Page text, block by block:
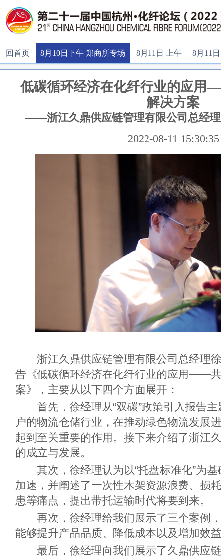
回首页 8月10日下午 郑商所专场 8月11日 上午 8月11
低碳循环经济在化纤行业的应用
解决方案
——浙江久鼎供应链管理有限公司总经
2022-08-11 15:30:35
浙江久鼎供应链管理有限公司总经理徐
告《低碳循环经济在化纤行业的应用——
案》，主要从以下四个方面展开：
首先，徐经理从“双碳”政策引入报告主
户的物流仓储行业，在推动绿色物流发展
起到至关重要的作用。接下来介绍了浙江
的成立与发展。
其次，徐经理认为以“托盘标准化”为基
加速，并阐述了一次性木架资源浪费、损
患等痛点，提出带托运输时代将要到来。
再次，徐经理给我们展示了三个案例，
能够提升产品品质、降低成本以及增加效
最后，徐经理向我们展示了久鼎供应链